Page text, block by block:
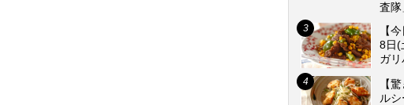
査隊
【
8日(
ガリ
【
ル